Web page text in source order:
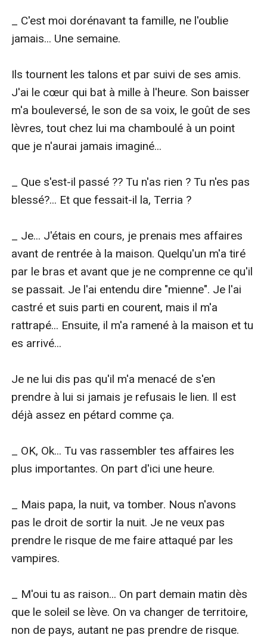
_ C'est moi dorénavant ta famille, ne l'oublie
jamais... Une semaine.
Ils tournent les talons et par suivi de ses amis.
J'ai le cœur qui bat à mille à l'heure. Son baisser
m'a bouleversé, le son de sa voix, le goût de ses
lèvres, tout chez lui ma chamboulé à un point
que je n'aurai jamais imaginé...
_ Que s'est-il passé ?? Tu n'as rien ? Tu n'es pas
blessé?... Et que fessait-il la, Terria ?
_ Je... J'étais en cours, je prenais mes affaires
avant de rentrée à la maison. Quelqu'un m'a tiré
par le bras et avant que je ne comprenne ce qu'il
se passait. Je l'ai entendu dire "mienne". Je l'ai
castré et suis parti en courent, mais il m'a
rattrapé... Ensuite, il m'a ramené à la maison et tu
es arrivé...
Je ne lui dis pas qu'il m'a menacé de s'en
prendre à lui si jamais je refusais le lien. Il est
déjà assez en pétard comme ça.
_ OK, Ok... Tu vas rassembler tes affaires les
plus importantes. On part d'ici une heure.
_ Mais papa, la nuit, va tomber. Nous n'avons
pas le droit de sortir la nuit. Je ne veux pas
prendre le risque de me faire attaqué par les
vampires.
_ M'oui tu as raison... On part demain matin dès
que le soleil se lève. On va changer de territoire,
non de pays, autant ne pas prendre de risque.